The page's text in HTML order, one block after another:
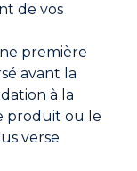
de vos
première
avant la
à la
produit ou le
verse